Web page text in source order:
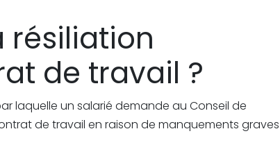
résiliation
de travail ?
laquelle un salarié demande au Conseil de
de travail en raison de manquements graves